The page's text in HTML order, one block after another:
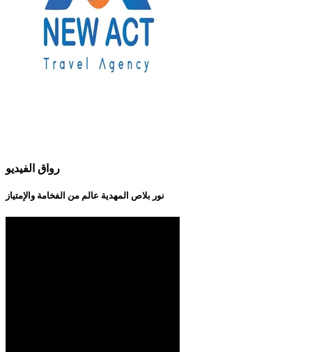
رواق الفيديو
نور بلاص المهدية عالم من الفخامة والإمتياز